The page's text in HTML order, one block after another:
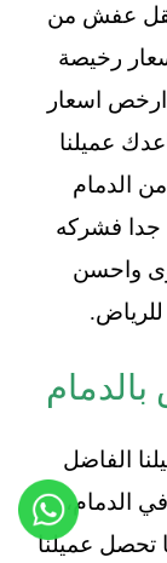
نقل عفش من
رخيصة
اسعار
عميلنا
الدمام
جدا فشركه
واحسن
الفاضل
الدمام،
عميلنا